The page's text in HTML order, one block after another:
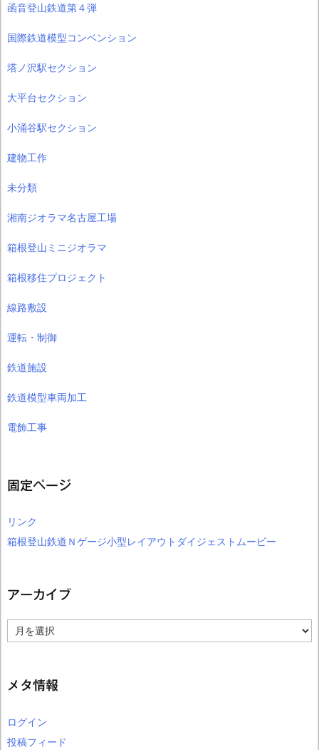
函音登山鉄道第４弾
国際鉄道模型コンベンション
塔ノ沢駅セクション
大平台セクション
小涌谷駅セクション
建物工作
未分類
湘南ジオラマ名古屋工場
箱根登山ミニジオラマ
箱根移住プロジェクト
線路敷設
運転・制御
鉄道施設
鉄道模型車両加工
電飾工事
固定ページ
リンク
箱根登山鉄道Ｎゲージ小型レイアウトダイジェストムービー
アーカイブ
ー
ブ
メタ情報
ログイン
投稿フィード